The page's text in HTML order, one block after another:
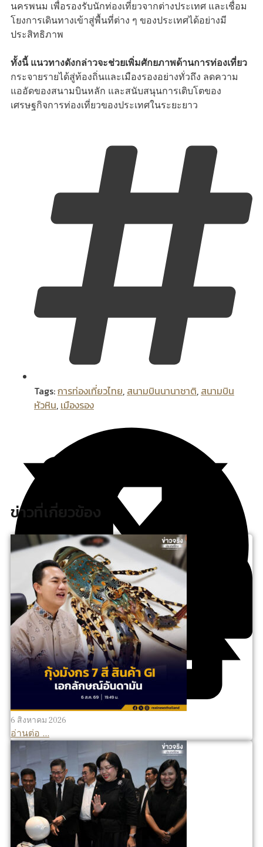
นครพนม เพื่อรองรับนักท่องเที่ยวจากต่างประเทศ และเชื่อม
โยงการเดินทางเข้าสู่พื้นที่ต่าง ๆ ของประเทศได้อย่างมี
ประสิทธิภาพ
ทั้งนี้ แนวทางดังกล่าวจะช่วยเพิ่มศักยภาพด้านการท่องเที่ยว
กระจายรายได้สู่ท้องถิ่นและเมืองรองอย่างทั่วถึง ลดความ
แออัดของสนามบินหลัก และสนับสนุนการเติบโตของ
เศรษฐกิจการท่องเที่ยวของประเทศในระยะยาว
Tags:การท่องเที่ยวไทย, สนามบินนานาชาติ, สนามบิน
หัวหิน, เมืองรอง
ข่าวที่เกี่ยวข้อง
6 สิงหาคม 2026
อ่านต่อ ...